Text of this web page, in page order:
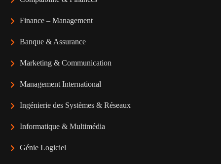
Finance – Management
Banque & Assurance
Marketing & Communication
Management International
Ingénierie des Systèmes & Réseaux
Informatique & Multimédia
Génie Logiciel